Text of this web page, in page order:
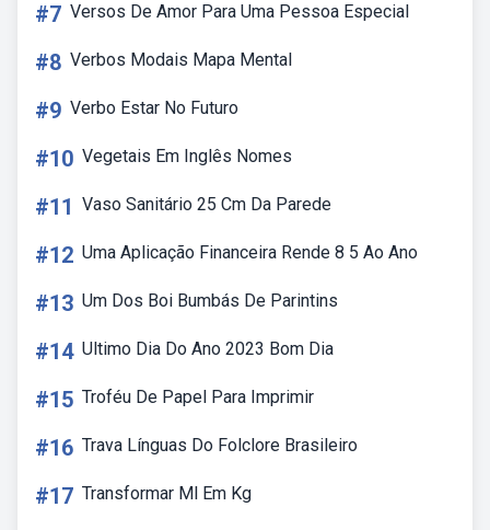
#7 Versos De Amor Para Uma Pessoa Especial
#8 Verbos Modais Mapa Mental
#9 Verbo Estar No Futuro
#10 Vegetais Em Inglês Nomes
#11 Vaso Sanitário 25 Cm Da Parede
#12 Uma Aplicação Financeira Rende 8 5 Ao Ano
#13 Um Dos Boi Bumbás De Parintins
#14 Ultimo Dia Do Ano 2023 Bom Dia
#15 Troféu De Papel Para Imprimir
#16 Trava Línguas Do Folclore Brasileiro
#17 Transformar Ml Em Kg